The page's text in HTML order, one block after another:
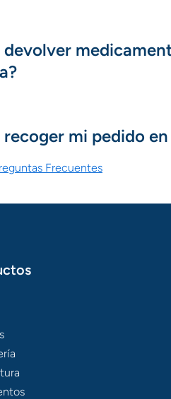
devolver
recoger mi pedido
Frecuentes